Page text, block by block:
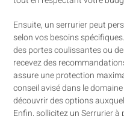
Ensuite, un serrurier peut
selon vos besoins
des portes coulissantes ou
recevez des
assure une protection
conseil avisé dans le
découvrir des options